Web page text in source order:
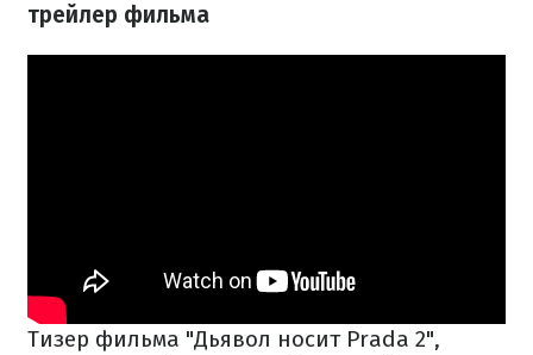
трейлер фильма
Тизер фильма "Дьявол носит Prada 2",